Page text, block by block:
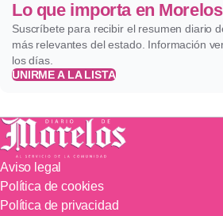
Lo que importa en
Suscríbete para recibir el resumen diario
más relevantes del estado. Información
los días.
UNIRME A LA LISTA
Aviso legal
Política de cookies
Política de privacidad